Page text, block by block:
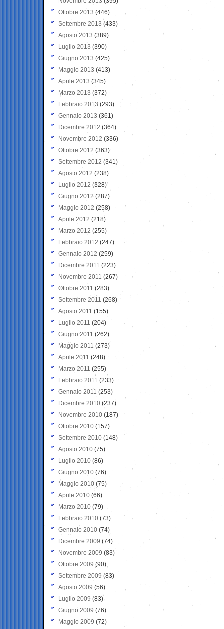
Ottobre 2013 (446)
Settembre 2013 (433)
Agosto 2013 (389)
Luglio 2013 (390)
Giugno 2013 (425)
Maggio 2013 (413)
Aprile 2013 (345)
Marzo 2013 (372)
Febbraio 2013 (293)
Gennaio 2013 (361)
Dicembre 2012 (364)
Novembre 2012 (336)
Ottobre 2012 (363)
Settembre 2012 (341)
Agosto 2012 (238)
Luglio 2012 (328)
Giugno 2012 (287)
Maggio 2012 (258)
Aprile 2012 (218)
Marzo 2012 (255)
Febbraio 2012 (247)
Gennaio 2012 (259)
Dicembre 2011 (223)
Novembre 2011 (267)
Ottobre 2011 (283)
Settembre 2011 (268)
Agosto 2011 (155)
Luglio 2011 (204)
Giugno 2011 (262)
Maggio 2011 (273)
Aprile 2011 (248)
Marzo 2011 (255)
Febbraio 2011 (233)
Gennaio 2011 (253)
Dicembre 2010 (237)
Novembre 2010 (187)
Ottobre 2010 (157)
Settembre 2010 (148)
Agosto 2010 (75)
Luglio 2010 (86)
Giugno 2010 (76)
Maggio 2010 (75)
Aprile 2010 (66)
Marzo 2010 (79)
Febbraio 2010 (73)
Gennaio 2010 (74)
Dicembre 2009 (74)
Novembre 2009 (83)
Ottobre 2009 (90)
Settembre 2009 (83)
Agosto 2009 (56)
Luglio 2009 (83)
Giugno 2009 (76)
Maggio 2009 (72)